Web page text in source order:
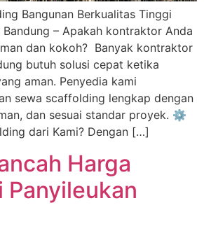
Bangunan Berkualitas Tinggi
Bandung – Apakah kontraktor Anda
dan kokoh? Banyak kontraktor
butuh solusi cepat ketika
aman. Penyedia kami
sewa scaffolding lengkap dengan
dan sesuai standar proyek. ⚙️
dari Kami? Dengan […]
Harga
Panyileukan